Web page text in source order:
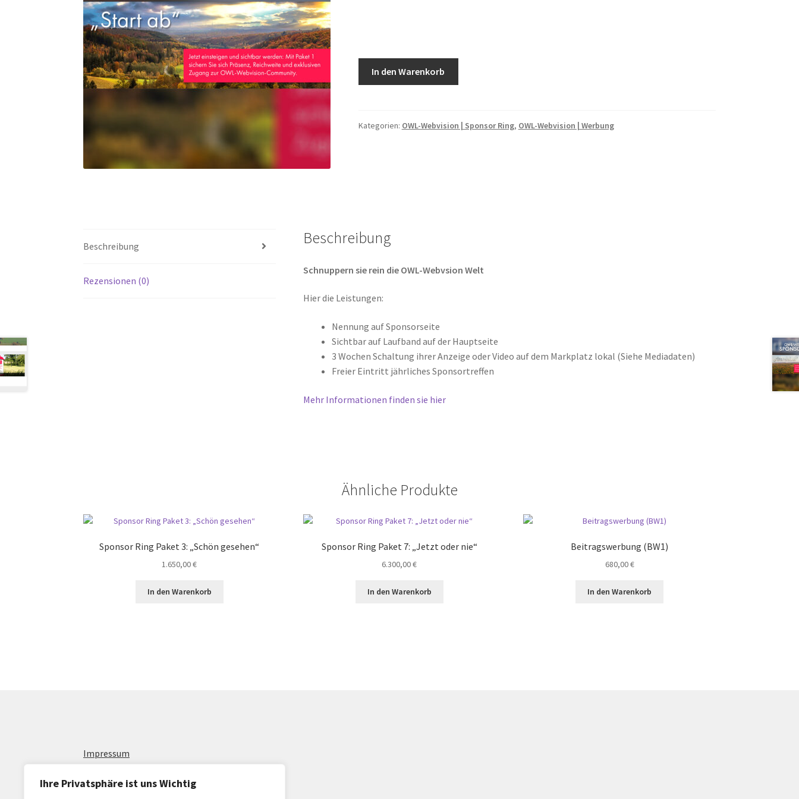
Ihre Privatsphäre ist uns Wichtig
„Start
In den Warenkorb
Kategorien: OWL-Webvision | Sponsor Ring, OWL-Webvision | Werbung
Beschreibung
Rezensionen (0)
Beschreibung
Schnuppern sie rein die OWL-Webvsion Welt
Hier die Leistungen:
Nennung auf Sponsorseite
Sichtbar auf Laufband auf der Hauptseite
3 Wochen Schaltung ihrer Anzeige oder Video auf dem Markplatz lokal (Siehe Mediadaten)
Freier Eintritt jährliches Sponsortreffen
Mehr Informationen finden sie hier
Ähnliche Produkte
Sponsor Ring Paket 3: „Schön gesehen“
1.650,00€
In den Warenkorb
Sponsor Ring Paket 7: „Jetzt oder nie“
6.300,00€
In den Warenkorb
Beitragswerbung (BW1)
680,00€
In den Warenkorb
Impressum
AGB Für Dienstleistungen und Werbeschaltungen